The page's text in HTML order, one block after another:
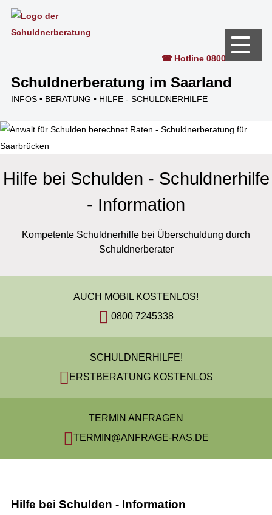
☎ Hotline 0800 7245338
Schuldnerberatung im Saarland
INFOS • BERATUNG • HILFE - SCHULDNERHILFE
Hilfe bei Schulden - Schuldnerhilfe
- Information
Kompetente Schuldnerhilfe bei Überschuldung durch
Schuldnerberater
AUCH MOBIL KOSTENLOS!
0800 7245338
SCHULDNERHILFE!
ERSTBERATUNG KOSTENLOS
TERMIN ANFRAGEN
TERMIN@ANFRAGE-RAS.DE
Hilfe bei Schulden - Information